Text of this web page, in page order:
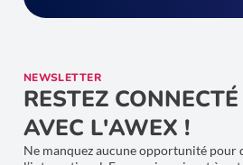
NEWSLETTER
RESTEZ
AVEC L'AWEX !
Ne manquez aucune opportunité pour